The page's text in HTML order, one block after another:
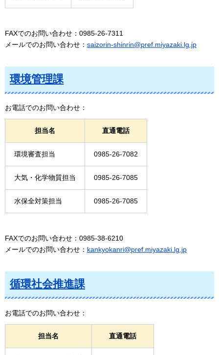
FAXでのお問い合わせ：0985-26-7311
メールでのお問い合わせ： saizorin-shinrin@pref.miyazaki.lg.jp
環境管理課
お電話でのお問い合わせ：
担当名 直通電話
環境審査担当 0985-26-7082
大気・化学物質担当 0985-26-7085
水保全対策担当 0985-26-7085
FAXでのお問い合わせ：0985-38-6210
メールでのお問い合わせ： kankyokanri@pref.miyazaki.lg.jp
循環社会推進課
お電話でのお問い合わせ：
担当名 直通電話